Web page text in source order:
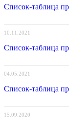
Список-таблица
10.11.2021
Список-таблица
04.05.2021
Список-таблица
15.09.2020